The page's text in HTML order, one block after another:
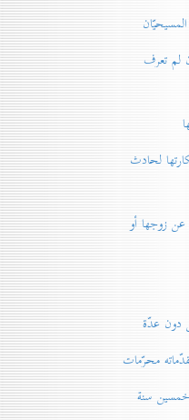
تعرف
لحادث
زوجها أو
عدّة
محرّمات
سنة